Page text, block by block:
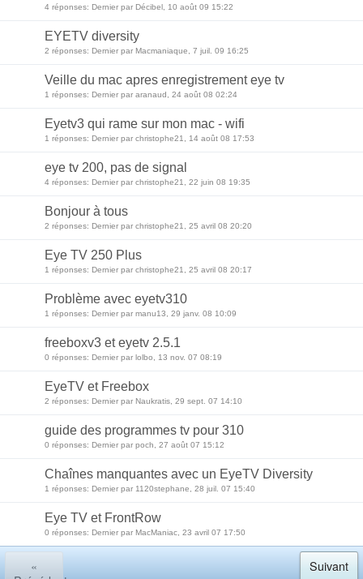
4 réponses: Dernier par Décibel, 10 août 09 15:22
EYETV diversity
2 réponses: Dernier par Macmaniaque, 7 juil. 09 16:25
Veille du mac apres enregistrement eye tv
1 réponses: Dernier par aranaud, 24 août 08 02:24
Eyetv3 qui rame sur mon mac - wifi
1 réponses: Dernier par christophe21, 14 août 08 17:53
eye tv 200, pas de signal
4 réponses: Dernier par christophe21, 22 juin 08 19:35
Bonjour à tous
2 réponses: Dernier par christophe21, 25 avril 08 20:20
Eye TV 250 Plus
1 réponses: Dernier par christophe21, 25 avril 08 20:17
Problème avec eyetv310
1 réponses: Dernier par manu13, 29 janv. 08 10:09
freeboxv3 et eyetv 2.5.1
0 réponses: Dernier par lolbo, 13 nov. 07 08:19
EyeTV et Freebox
2 réponses: Dernier par Naukratis, 29 sept. 07 14:10
guide des programmes tv pour 310
0 réponses: Dernier par poch, 27 août 07 15:12
Chaînes manquantes avec un EyeTV Diversity
1 réponses: Dernier par 1120stephane, 28 juil. 07 15:40
Eye TV et FrontRow
0 réponses: Dernier par MacManiac, 23 avril 07 17:50
«
Suivant